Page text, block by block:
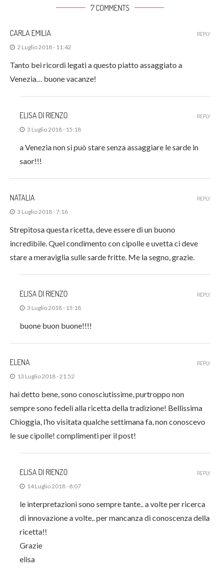
7 COMMENTS
CARLA EMILIA
2 Luglio 2018 - 11:42
Tanto bei ricordi legati a questo piatto assaggiato a
Venezia… buone vacanze!
REPLY
ELISA DI RIENZO
3 Luglio 2018 - 15:18
a Venezia non si può stare senza assaggiare le sarde in
saor!!!
REPLY
NATALIA
3 Luglio 2018 - 7:16
Strepitosa questa ricetta, deve essere di un buono
incredibile. Quel condimento con cipolle e uvetta ci deve
stare a meraviglia sulle sarde fritte. Me la segno, grazie.
REPLY
ELISA DI RIENZO
3 Luglio 2018 - 15:18
buone buon buone!!!!
REPLY
ELENA
13 Luglio 2018 - 21:52
hai detto bene, sono conosciutissime, purtroppo non
sempre sono fedeli alla ricetta della tradizione! Bellissima
Chioggia, l’ho visitata qualche settimana fa, non conoscevo
le sue cipolle! complimenti per il post!
REPLY
ELISA DI RIENZO
14 Luglio 2018 - 8:07
le interpretazioni sono sempre tante.. a volte per ricerca
di innovazione a volte.. per mancanza di conoscenza della
ricetta!!
Grazie
elisa
REPLY